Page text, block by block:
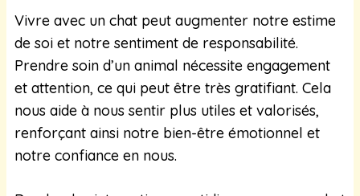
Vivre avec un chat peut augmenter notre estime
de soi et notre sentiment de responsabilité.
Prendre soin d’un animal nécessite engagement
et attention, ce qui peut être très gratifiant. Cela
nous aide à nous sentir plus utiles et valorisés,
renforçant ainsi notre bien-être émotionnel et
notre confiance en nous.